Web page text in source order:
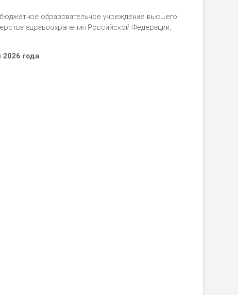
образовательное учреждение высшего
здравоохранения Российской Федерации,
года